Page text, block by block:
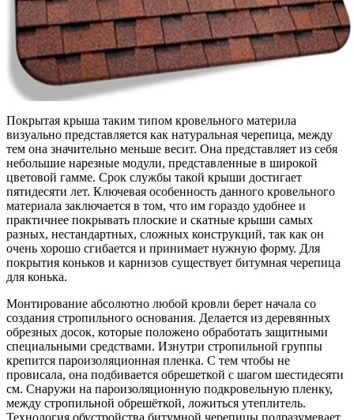
Покрытая крыша таким типом кровельного материла
визуально представляется как натуральная черепица, между
тем она значительно меньше весит. Она представляет из себя
небольшие нарезные модули, представленные в широкой
цветовой гамме. Срок службы такой крыши достигает
пятидесяти лет. Ключевая особенность данного кровельного
материала заключается в том, что им гораздо удобнее и
практичнее покрывать плоские и скатные крыши самых
разных, нестандартных, сложных конструкций, так как он
очень хорошо сгибается и принимает нужную форму. Для
покрытия коньков и карнизов существует битумная черепица
для конька.
Монтирование абсолютно любой кровли берет начала со
создания стропильного основания. Делается из деревянных
обрезных досок, которые положено обработать защитными
специальными средствами. Изнутри стропильной группы
крепится пароизоляционная пленка. С тем чтобы не
провисала, она подбивается обрешеткой с шагом шестидесяти
см. Снаружи на пароизоляционную подкровельную пленку,
между стропильной обрешёткой, ложиться утеплитель.
Технология обустройства битумной черепицы подразумевает